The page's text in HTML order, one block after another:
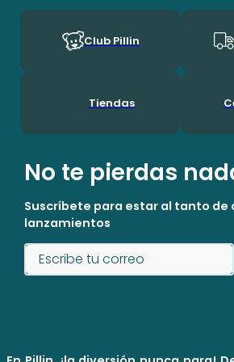
Generaciones Durante Su Crecimineto.
Club Pillin
Tiendas
No te pierdas
Suscríbete para estar al tanto de
lanzamientos